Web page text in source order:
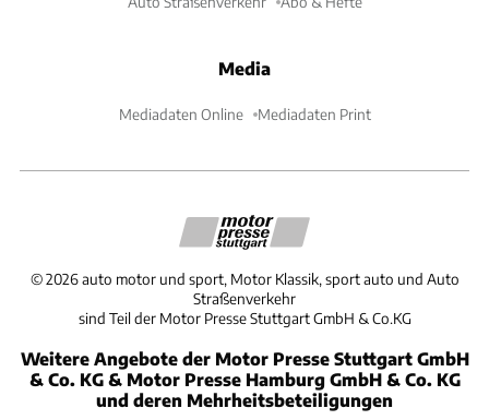
Media
Mediadaten Online Mediadaten Print
©2026 auto motor und sport, Motor Klassik, sport auto und Auto
Straßenverkehr
sind Teil der Motor Presse Stuttgart GmbH & Co.KG
Weitere Angebote der Motor Presse Stuttgart GmbH
& Co. KG & Motor Presse Hamburg GmbH & Co. KG
und deren Mehrheitsbeteiligungen